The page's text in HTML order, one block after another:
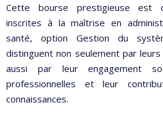
Cette bourse prestigieuse est
inscrites à la maîtrise en
santé, option Gestion du
distinguent non seulement par
aussi par leur engagement
professionnelles et leur
connaissances.